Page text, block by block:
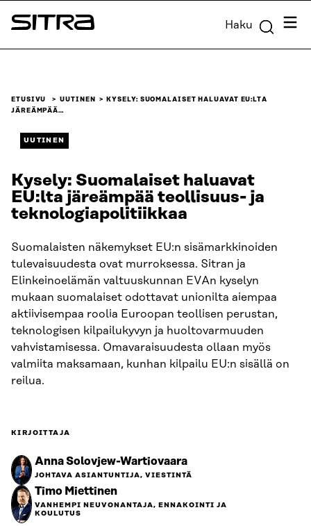
Siirry
suoraan
Sitra Haku
ETUSIVU UUTINEN
KYSELY: SUOMALAISET HALUAVAT EU:LTA
JÄREÄMPÄÄ…
UUTINEN
Kysely: Suomalaiset haluavat
EU:lta järeämpää teollisuus- ja
teknologiapolitiikkaa
Suomalaisten näkemykset EU:n sisämarkkinoiden
tulevaisuudesta ovat murroksessa. Sitran ja
Elinkeinoelämän valtuuskunnan EVAn kyselyn
mukaan suomalaiset odottavat unionilta aiempaa
aktiivisempaa roolia Euroopan teollisen perustan,
teknologisen kilpailukyvyn ja huoltovarmuuden
vahvistamisessa. Omavaraisuudesta ollaan myös
valmiita maksamaan, kunhan kilpailu EU:n sisällä on
reilua.
KIRJOITTAJA
Anna Solovjew-Wartiovaara
JOHTAVA ASIANTUNTIJA, VIESTINTÄ
Timo Miettinen
VANHEMPI NEUVONANTAJA, ENNAKOINTI JA
KOULUTUS